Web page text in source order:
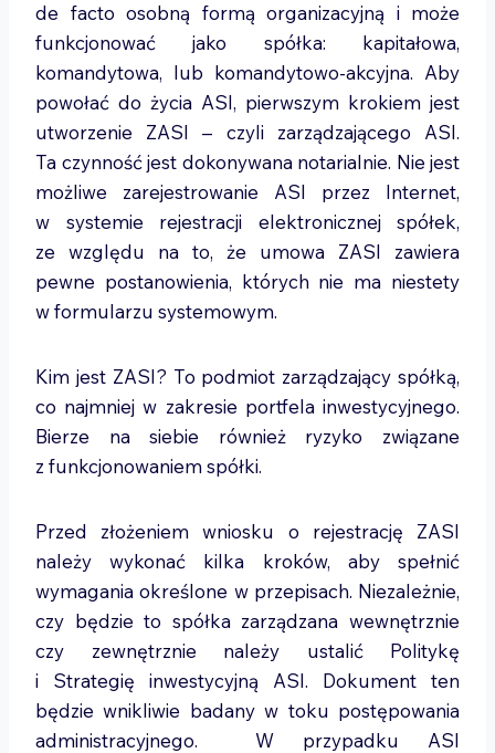
de facto osobną formą organizacyjną i może
funkcjonować jako spółka: kapitałowa,
komandytowa, lub komandytowo-akcyjna. Aby
powołać do życia ASI, pierwszym krokiem jest
utworzenie ZASI – czyli zarządzającego ASI.
Ta czynność jest dokonywana notarialnie. Nie jest
możliwe zarejestrowanie ASI przez Internet,
w systemie rejestracji elektronicznej spółek,
ze względu na to, że umowa ZASI zawiera
pewne postanowienia, których nie ma niestety
w formularzu systemowym.
Kim jest ZASI? To podmiot zarządzający spółką,
co najmniej w zakresie portfela inwestycyjnego.
Bierze na siebie również ryzyko związane
z funkcjonowaniem spółki.
Przed złożeniem wniosku o rejestrację ZASI
należy wykonać kilka kroków, aby spełnić
wymagania określone w przepisach. Niezależnie,
czy będzie to spółka zarządzana wewnętrznie
czy zewnętrznie należy ustalić Politykę
i Strategię inwestycyjną ASI. Dokument ten
będzie wnikliwie badany w toku postępowania
administracyjnego. W przypadku ASI